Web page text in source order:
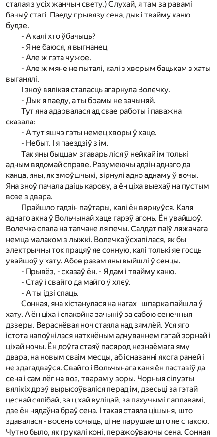
сталая з усіх жанчын свету.) Слухай, я там за равамі
бачыў стагі. Паеду прывязу сена, дык і твайму каню
будзе.
- А калі хто ўбачыць?
- Я не баюся, я выгнанец.
- Але ж гэта чужое.
- Але ж мяне не пыталі, калі з хворым бацькам з хаты
выганялі.
І зноў вялікая сталасць агарнула Волечку.
- Дык я паеду, а ты брамы не зачыняй.
Тут яна адарвалася ад свае работы і паважна
сказала:
- А тут яшчэ гэты немец хворы ў хаце.
- Небыт. І я паездзіў з ім.
Так яны быццам згаварыліся ў нейкай ім толькі
адным вядомай справе. Разумеючы адзін аднаго да
канца, яны, як змоўшчыкі, зірнулі адно аднаму ў вочы.
Яна зноў пачала даіць карову, а ён ціха выехаў на пустым
возе з двара.
Прайшло гадзін паўтары, калі ён вярнуўся. Каля
аднаго акна ў Вольчынай хаце гарэў агонь. Ён увайшоў.
Волечка спала на тапчане ля печы. Салдат паіў ляжачага
немца малаком з лыжкі. Волечка ўсхапілася, як бы
электрычны ток працяў яе сонную, калі толькі яе госць
увайшоў у хату. Абое разам яны выйшлі ў сенцы.
- Прывёз, - сказаў ён. - Я дам і твайму каню.
- Стаў і свайго да майго ў хлеў.
- А ты ідзі спаць.
Сонная, яна хістанулася на нагах і шпарка пайшла ў
хату. А ён ціха і спакойна зачыніў за сабою сенечныя
дзверы. Вераснёвая ноч стаяла над зямлёй. Уся яго
істота напоўнілася натхнёным адчуваннем гэтай зорнай і
ціхай ночы. Ён доўга стаяў пасярод незнаёмага яму
двара, на новым сваім месцы, аб існаванні якога раней і
не здагадваўся. Свайго і Вольчынага каня ён паставіў да
сена і сам лёг на воз, тварам у зоры. Чорныя сілуэты
вялікіх дрэў вырысоўваліся перад ім, дзесьці за гэтай
цеснай сялібай, за ціхай вуліцай, за пахучымі паплавамі,
дзе ён нядаўна браў сена. І такая стаяла цішыня, што
здавалася - восень сочыць, ці не парушае што яе спакою.
Чутно было, як грукалі коні, перажоўваючы сена. Сонная